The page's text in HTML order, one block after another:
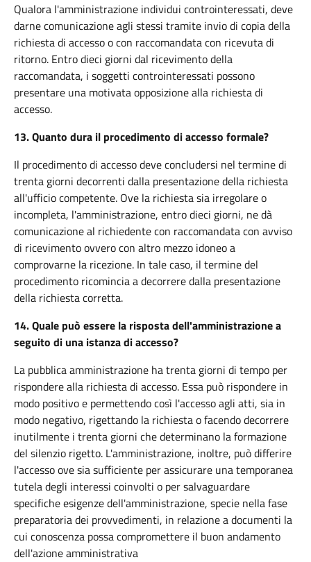
Qualora l'amministrazione individui controinteressati, deve
darne comunicazione agli stessi tramite invio di copia della
richiesta di accesso o con raccomandata con ricevuta di
ritorno. Entro dieci giorni dal ricevimento della
raccomandata, i soggetti controinteressati possono
presentare una motivata opposizione alla richiesta di
accesso.
13.Quanto dura il procedimento di accesso formale?
Il procedimento di accesso deve concludersi nel termine di
trenta giorni decorrenti dalla presentazione della richiesta
all'ufficio competente. Ove la richiesta sia irregolare o
incompleta, l'amministrazione, entro dieci giorni, ne dà
comunicazione al richiedente con raccomandata con avviso
di ricevimento ovvero con altro mezzo idoneo a
comprovarne la ricezione. In tale caso, il termine del
procedimento ricomincia a decorrere dalla presentazione
della richiesta corretta.
14.Quale può essere la risposta dell'amministrazione a
seguito di una istanza di accesso?
La pubblica amministrazione ha trenta giorni di tempo per
rispondere alla richiesta di accesso. Essa può rispondere in
modo positivo e permettendo così l'accesso agli atti, sia in
modo negativo, rigettando la richiesta o facendo decorrere
inutilmente i trenta giorni che determinano la formazione
del silenzio rigetto. L'amministrazione, inoltre, può differire
l'accesso ove sia sufficiente per assicurare una temporanea
tutela degli interessi coinvolti o per salvaguardare
specifiche esigenze dell'amministrazione, specie nella fase
preparatoria dei provvedimenti, in relazione a documenti la
cui conoscenza possa compromettere il buon andamento
dell'azione amministrativa